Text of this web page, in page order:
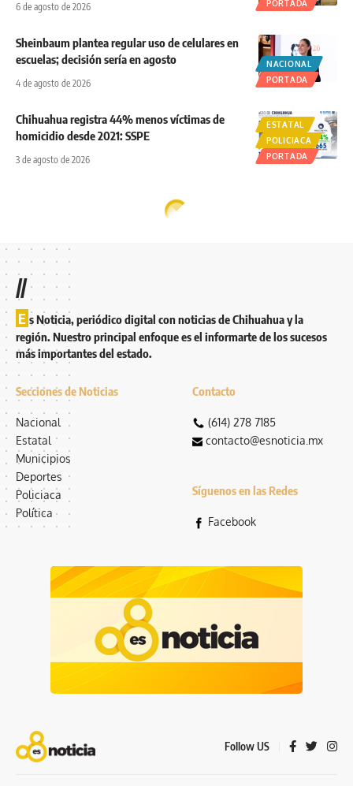
PORTADA
6 de agosto de 2026
NACIONAL
PORTADA
Sheinbaum plantea regular uso de celulares en
escuelas; decisión sería en agosto
4 de agosto de 2026
ESTATAL
POLICIACA
PORTADA
Chihuahua registra 44% menos víctimas de
homicidio desde 2021: SSPE
3 de agosto de 2026
//
E s Noticia, periódico digital con noticias de Chihuahua y la
región. Nuestro principal enfoque es el informarte de los sucesos
más importantes del estado.
Secciones de Noticias
Nacional
Estatal
Municipios
Deportes
Policiaca
Política
Contacto
(614) 278 7185
contacto@esnoticia.mx
Síguenos en las Redes
Facebook
Follow US